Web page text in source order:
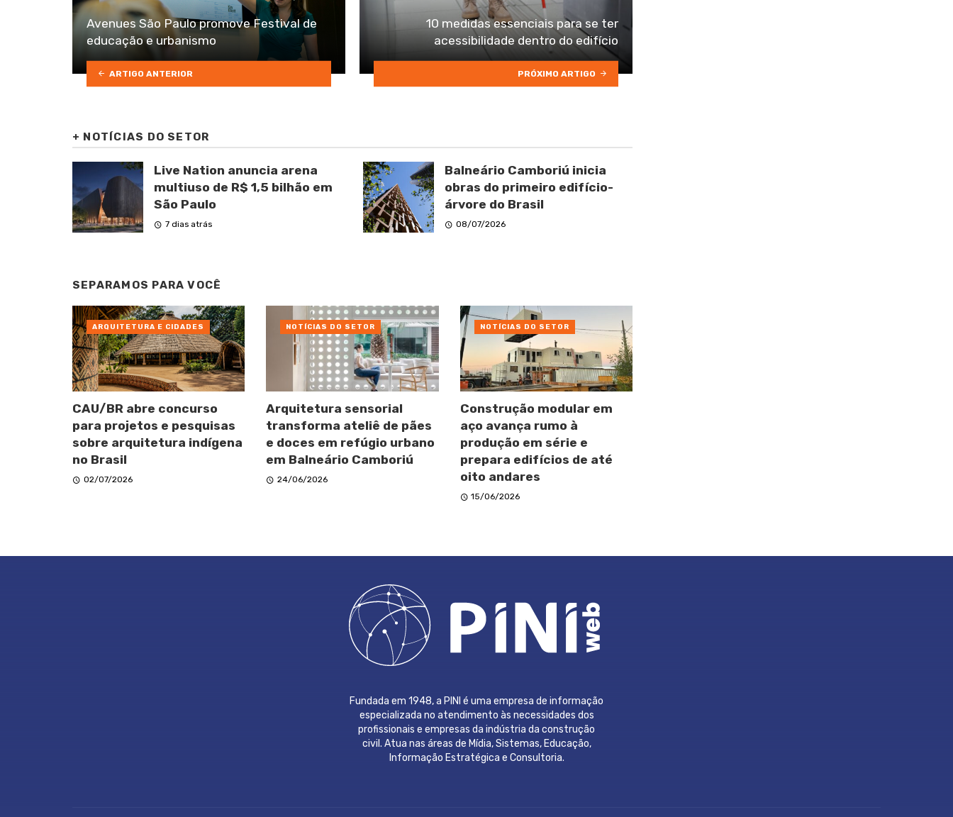
Avenues São Paulo promove Festival de
educação e urbanismo
ARTIGO ANTERIOR
10 medidas essenciais para se ter
acessibilidade dentro do edifício
PRÓXIMO ARTIGO
+ NOTÍCIAS DO SETOR
Live Nation anuncia arena
multiuso de R$ 1,5 bilhão em
São Paulo
7 dias atrás
Balneário Camboriú inicia
obras do primeiro edifício-
árvore do Brasil
08/07/2026
SEPARAMOS PARA VOCÊ
CAU/BR abre concurso
para projetos e pesquisas
sobre arquitetura indígena
no Brasil
02/07/2026
ARQUITETURA E CIDADES
Arquitetura sensorial
transforma ateliê de pães
e doces em refúgio urbano
em Balneário Camboriú
24/06/2026
NOTÍCIAS DO SETOR
Construção modular em
aço avança rumo à
produção em série e
prepara edifícios de até
oito andares
15/06/2026
NOTÍCIAS DO SETOR
Fundada em 1948, a PINI é uma empresa de informação
especializada no atendimento às necessidades dos
profissionais e empresas da indústria da construção
civil. Atua nas áreas de Mídia, Sistemas, Educação,
Informação Estratégica e Consultoria.